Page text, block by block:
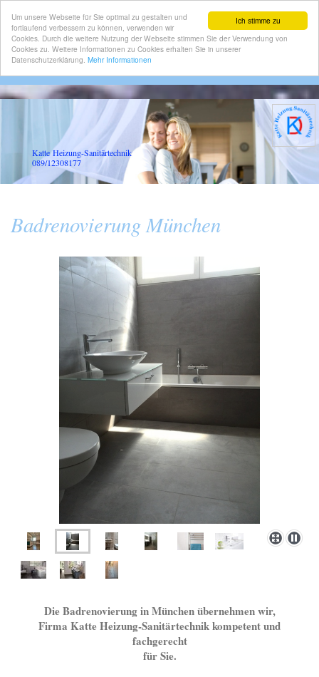
Ich stimme zu
Um unsere Webseite für Sie optimal zu gestalten und
fortlaufend verbessern zu können, verwenden wir
Cookies. Durch die weitere Nutzung der Webseite stimmen Sie der Verwendung von
Cookies zu. Weitere Informationen zu Cookies erhalten Sie in unserer
Datenschutzerklärung. Mehr Informationen
Katte Heizung-Sanitärtechnik
089/12308177
Badrenovierung München
Die Badrenovierung in München übernehmen wir,
Firma Katte Heizung-Sanitärtechnik kompetent und
fachgerecht
für Sie.